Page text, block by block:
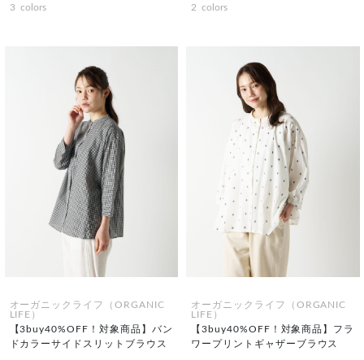
3 colors 2 colors
オーガニックライフ（ORGANIC
LIFE）
【3buy40%OFF！対象商品】バン
ドカラーサイドスリットブラウス
オーガニックライフ（ORGANIC
LIFE）
【3buy40%OFF！対象商品】フラ
ワープリントギャザーブラウス